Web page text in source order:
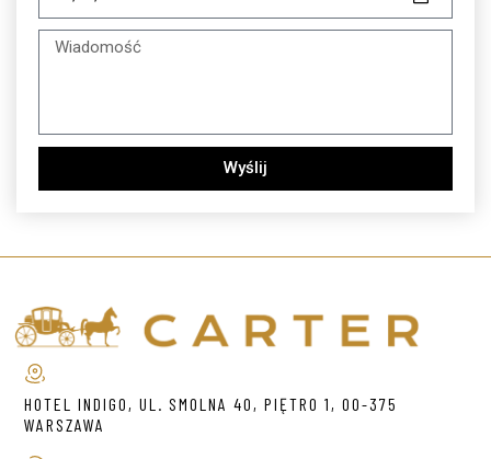
Wyślij
HOTEL INDIGO, UL. SMOLNA 40, PIĘTRO 1, 00-375
WARSZAWA